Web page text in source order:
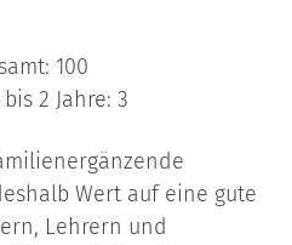
100
2 Jahre: 3
Wert auf eine gute
Lehrern und